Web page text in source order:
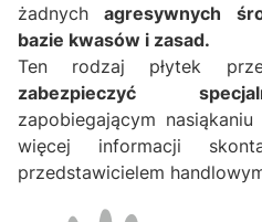
żadnychagresywnych
bazie kwasów i zasad.
Ten rodzaj płytek
zabezpieczyć
zapobiegającym
więcej informacji
przedstawicielem